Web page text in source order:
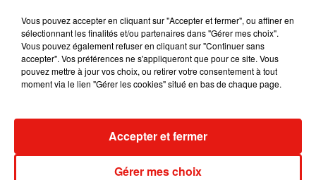
7 août 2026
Julien Lieb s’essaye à la vie de chatelain
dans son nouveau clip
Madonna sort enfin le remix de « Love
Sensation » avec Kylie Minogue
Vous pouvez accepter en cliquant sur "Accepter et fermer", ou affiner en
sélectionnant les finalités et/ou partenaires dans "Gérer mes choix".
Vous pouvez également refuser en cliquant sur "Continuer sans
accepter". Vos préférences ne s'appliqueront que pour ce site. Vous
pouvez mettre à jour vos choix, ou retirer votre consentement à tout
moment via le lien "Gérer les cookies" situé en bas de chaque page.
Gérer mes choix
Accepter et fermer